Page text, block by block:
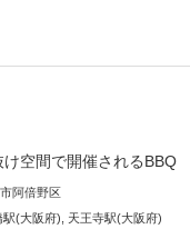
空間で開催されるBBQ
阿倍野区
駅(大阪府)
天王寺駅(大阪府)